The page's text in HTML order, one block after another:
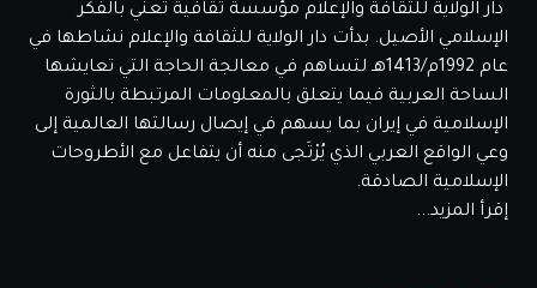
دار الولاية للثقافة والإعلام مؤسسة ثقافية تعني بالفكر
الإسلامي الأصيل. بدأت دار الولاية للثقافة والإعلام نشاطها في
عام 1992م/1413هـ لتساهم في معالجة الحاجة التي تعايشها
الساحة العربية فيما يتعلق بالمعلومات المرتبطة بالثورة
الإسلامية في إيران بما يسهم في إيصال رسالتها العالمية إلى
وعي الواقع العربي الذي يُرْتَجى منه أن يتفاعل مع الأطروحات
الإسلامية الصادقة.
إقرأ المزيد...